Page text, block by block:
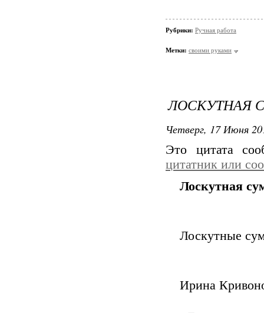
Рубрики: Ручная работа
Метки: своими руками
ЛОСКУТНАЯ
Четверг, 17 Июня
Это цитата
цитатник или
Лоскутная
Лоскутные
Ирина